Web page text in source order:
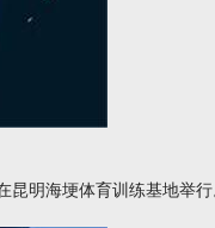
明海埂体育训练基地举